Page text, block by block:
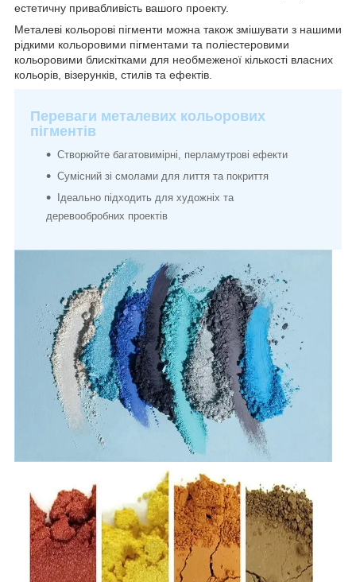
естетичну привабливість вашого проекту.
Металеві кольорові пігменти можна також змішувати з нашими
рідкими кольоровими пігментами та поліестеровими
кольоровими блискітками для необмеженої кількості власних
кольорів, візерунків, стилів та ефектів.
Переваги металевих кольорових
пігментів
Створюйте багатовимірні, перламутрові ефекти
Сумісний зі смолами для лиття та покриття
Ідеально підходить для художніх та
деревообробних проектів